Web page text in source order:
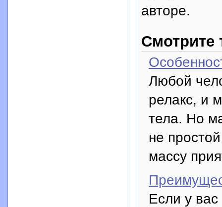
авторе.
Смотрите
Любой
релакс, и
тела. Но
не
массу
Если у